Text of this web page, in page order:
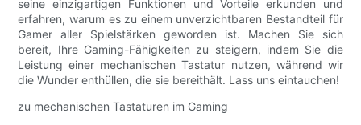
seine einzigartigen Funktionen und Vorteile erkunden und
erfahren, warum es zu einem unverzichtbaren Bestandteil für
Gamer aller Spielstärken geworden ist. Machen Sie sich
bereit, Ihre Gaming-Fähigkeiten zu steigern, indem Sie die
Leistung einer mechanischen Tastatur nutzen, während wir
die Wunder enthüllen, die sie bereithält. Lass uns eintauchen!
zu mechanischen Tastaturen im Gaming